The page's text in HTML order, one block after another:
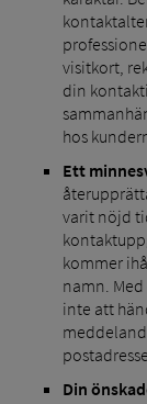
visitkort,
din
hos
Ett
varit nöjd
kommer
namn.
inte att
Din